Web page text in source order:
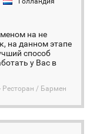
на не
на данном этапе
способ
у Вас в
Ресторан / Бармен